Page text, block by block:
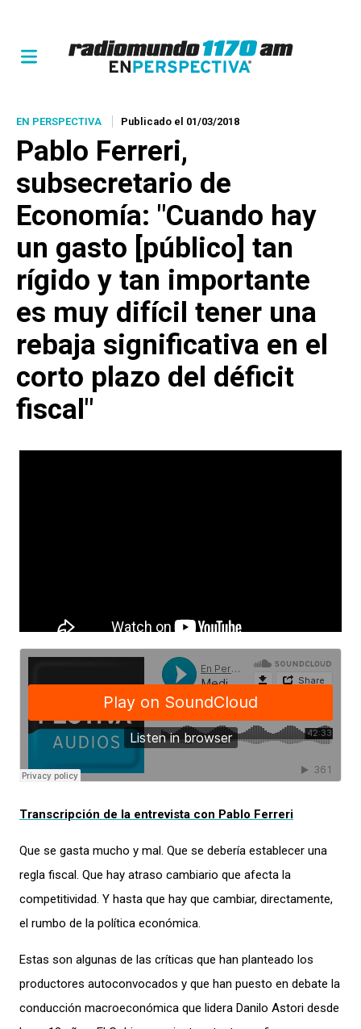
EN PERSPECTIVA Publicado el 01/03/2018
Pablo Ferreri,
subsecretario de
Economía: "Cuando hay
un gasto [público] tan
rígido y tan importante
es muy difícil tener una
rebaja significativa en el
corto plazo del déficit
fiscal"
Transcripción de la entrevista con Pablo Ferreri
Que se gasta mucho y mal. Que se debería establecer una
regla fiscal. Que hay atraso cambiario que afecta la
competitividad. Y hasta que hay que cambiar, directamente,
el rumbo de la política económica.
Estas son algunas de las críticas que han planteado los
productores autoconvocados y que han puesto en debate la
conducción macroeconómica que lidera Danilo Astori desde